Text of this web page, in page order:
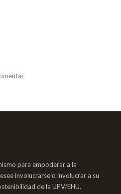
para empoderar a la
involucrarse o involucrar a su
de la UPV/EHU.